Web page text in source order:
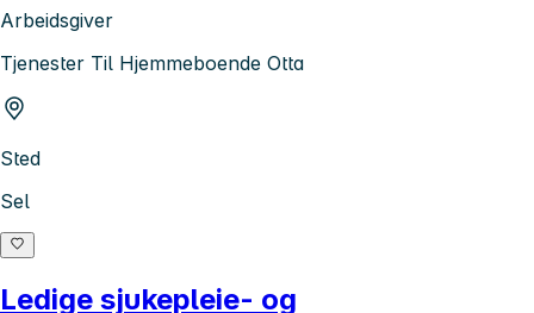
Arbeidsgiver
Tjenester Til Hjemmeboende Otta
Sted
Sel
Ledige sjukepleie- og